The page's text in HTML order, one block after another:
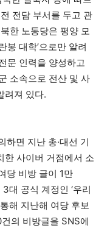
전담 부서를 두고 관
한 노동당은 평양 모
봉 대학’으로만 알려
문 인력을 양성하고
소속으로 전산 및 사
려져 있다.
하면 지난 총·대선 기
한 사이버 거점에서 소
당 비방 글이 1만
대 공식 계정인 ‘우리
통해 지난해 여당 후보
의 비방글을 SNS에